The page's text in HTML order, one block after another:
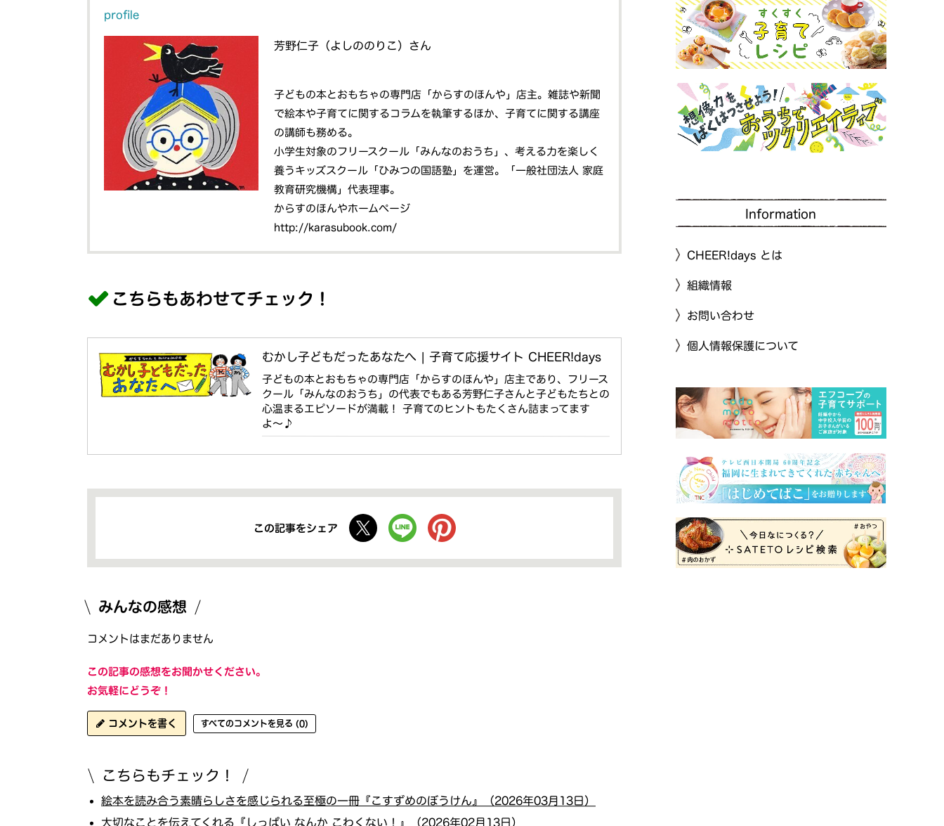
profile
芳野仁子（よしののりこ）さん
子どもの本とおもちゃの専門店「からすのほんや」店主。雑誌や新聞
で絵本や子育てに関するコラムを執筆するほか、子育てに関する講座
の講師も務める。
小学生対象のフリースクール「みんなのおうち」、考える力を楽しく
養うキッズスクール「ひみつの国語塾」を運営。「一般社団法人 家庭
教育研究機構」代表理事。
からすのほんやホームページ
http://karasubook.com/
こちらもあわせてチェック！
むかし子どもだったあなたへ | 子育て応援サイト CHEER!days
子どもの本とおもちゃの専門店「からすのほんや」店主であり、フリース
クール「みんなのおうち」の代表でもある芳野仁子さんと子どもたちとの
心温まるエピソードが満載！ 子育てのヒントもたくさん詰まってます
よ〜♪
この記事をシェア
みんなの感想
コメントはまだありません
この記事の感想をお聞かせください。
お気軽にどうぞ！
コメントを書く すべてのコメントを見る (0)
こちらもチェック！
絵本を読み合う素晴らしさを感じられる至極の一冊『こすずめのぼうけん』（2026年03月13日）
大切なことを伝えてくれる『しっぱい なんか こわくない！』（2026年02月13日）
Information
CHEER!days とは
組織情報
お問い合わせ
個人情報保護について